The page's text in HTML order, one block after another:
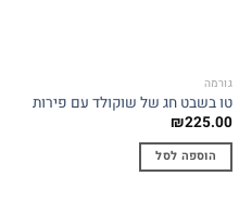
גורמה
טו בשבט חג של שוקולד עם פירות
₪225.00
הוספה לסל